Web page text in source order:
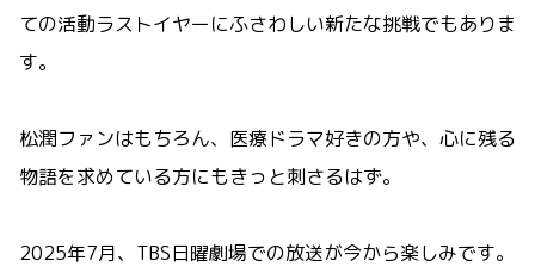
ての活動ラストイヤーにふさわしい新たな挑戦でもありま
す。
松潤ファンはもちろん、医療ドラマ好きの方や、心に残る
物語を求めている方にもきっと刺さるはず。
2025年7月、TBS日曜劇場での放送が今から楽しみです。